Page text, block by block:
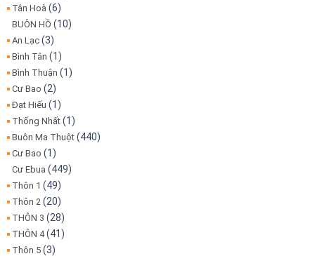
Tân Hoà (6)
BUÔN HỒ (10)
An Lạc (3)
Bình Tân (1)
Bình Thuận (1)
Cư Bao (2)
Đạt Hiếu (1)
Thống Nhất (1)
Buôn Ma Thuột (440)
Cư Bao (1)
Cư Ebua (449)
Thôn 1 (49)
Thôn 2 (20)
THÔN 3 (28)
THÔN 4(41)
Thôn 5 (3)